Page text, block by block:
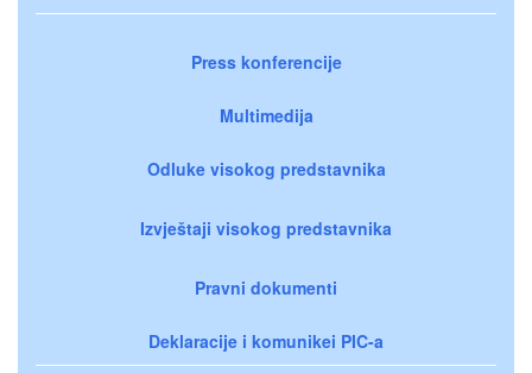
Press konferencije
Multimedija
Odluke visokog predstavnika
Izvještaji visokog predstavnika
Pravni dokumenti
Deklaracije i komunikei PIC-a